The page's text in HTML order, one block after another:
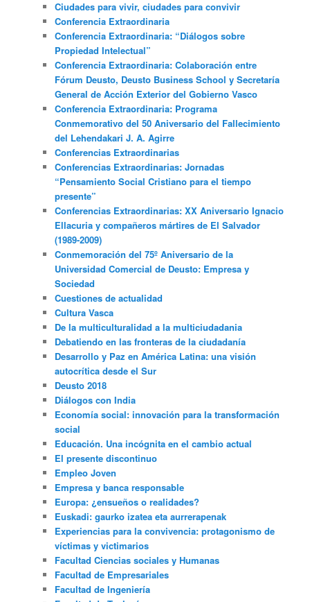
Ciudades para vivir, ciudades para convivir
Conferencia Extraordinaria
Conferencia Extraordinaria: “Diálogos sobre
Propiedad Intelectual”
Conferencia Extraordinaria: Colaboración entre
Fórum Deusto, Deusto Business School y Secretaría
General de Acción Exterior del Gobierno Vasco
Conferencia Extraordinaria: Programa
Conmemorativo del 50 Aniversario del Fallecimiento
del Lehendakari J. A. Agirre
Conferencias Extraordinarias
Conferencias Extraordinarias: Jornadas
“Pensamiento Social Cristiano para el tiempo
presente”
Conferencias Extraordinarias: XX Aniversario Ignacio
Ellacuria y compañeros mártires de El Salvador
(1989-2009)
Conmemoración del 75º Aniversario de la
Universidad Comercial de Deusto: Empresa y
Sociedad
Cuestiones de actualidad
Cultura Vasca
De la multiculturalidad a la multiciudadania
Debatiendo en las fronteras de la ciudadanía
Desarrollo y Paz en América Latina: una visión
autocrítica desde el Sur
Deusto 2018
Diálogos con India
Economía social: innovación para la transformación
social
Educación. Una incógnita en el cambio actual
El presente discontinuo
Empleo Joven
Empresa y banca responsable
Europa: ¿ensueños o realidades?
Euskadi: gaurko izatea eta aurrerapenak
Experiencias para la convivencia: protagonismo de
víctimas y victimarios
Facultad Ciencias sociales y Humanas
Facultad de Empresariales
Facultad de Ingeniería